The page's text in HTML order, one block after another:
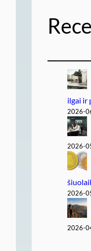
ilgai ir
2026-
2026-
2026-
2026-